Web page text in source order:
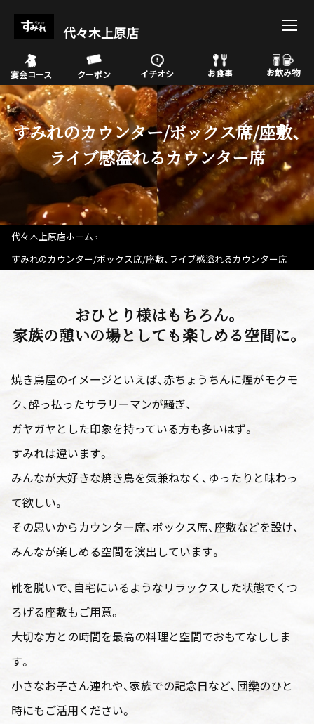
代々木上原店
宴会コース クーポン イチオシ お食事 お飲み物
すみれのカウンター/ボックス席/座敷、
ライブ感溢れるカウンター席
代々木上原店ホーム
すみれのカウンター/ボックス席/座敷、ライブ感溢れるカウンター席
おひとり様はもちろん。
家族の憩いの場としても楽しめる空間に。
焼き鳥屋のイメージといえば、赤ちょうちんに煙がモクモ
ク、酔っ払ったサラリーマンが騒ぎ、
ガヤガヤとした印象を持っている方も多いはず。
すみれは違います。
みんなが大好きな焼き鳥を気兼ねなく、ゆったりと味わっ
て欲しい。
その思いからカウンター席、ボックス席、座敷などを設け、
みんなが楽しめる空間を演出しています。
靴を脱いで、自宅にいるようなリラックスした状態でくつ
ろげる座敷もご用意。
大切な方との時間を最高の料理と空間でおもてなししま
す。
小さなお子さん連れや、家族での記念日など、団欒のひと
時にもご活用ください。